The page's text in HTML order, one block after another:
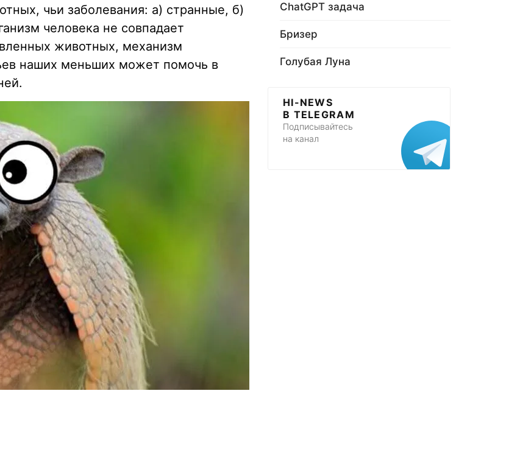
чьи заболевания: а) странные, б)
человека не совпадает
животных, механизм
наших меньших может помочь в
ChatGPT задача
Бризер
Голубая Луна
HI-NEWS
В TELEGRAM
Подписывайтесь
на канал